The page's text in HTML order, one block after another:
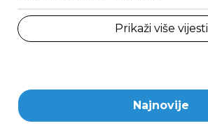
Prikaži više vijesti
Najnovije